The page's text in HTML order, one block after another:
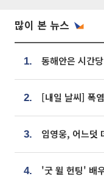
많이 본 뉴스
1.
2.
3.
4.